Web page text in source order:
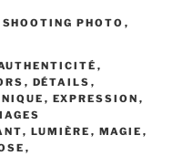
SHOOTING PHOTO ,
,
, DÉTAILS ,
, EXPRESSION ,
, LUMIÈRE , MAGIE ,
,